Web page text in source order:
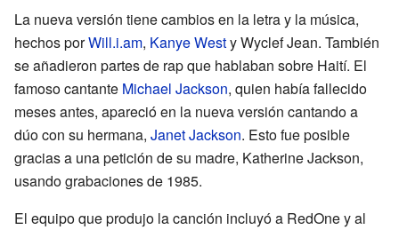
La nueva versión tiene cambios en la letra y la música,
hechos porWill.i.am, Kanye Westy Wyclef Jean. También
se añadieron partes de rap que hablaban sobre Haití. El
famoso cantante Michael Jackson, quien había fallecido
meses antes, apareció en la nueva versión cantando a
dúo con su hermana, Janet Jackson. Esto fue posible
gracias a una petición de su madre, Katherine Jackson,
usando grabaciones de 1985.
El equipo que produjo la canción incluyó a RedOne y al